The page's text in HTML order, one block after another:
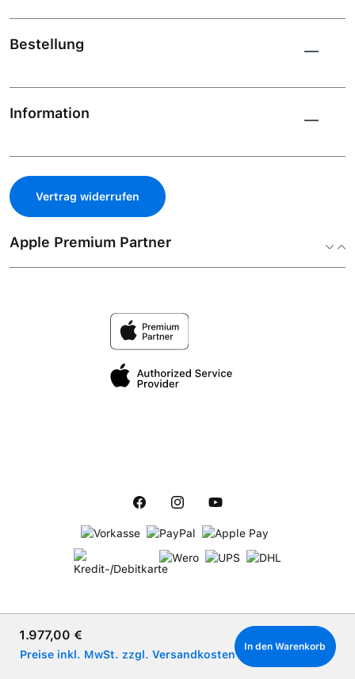
Verkaufspreis:
1.977,00 €
Preise inkl. MwSt. zzgl. Versandkosten
In den Warenkorb
Bestellung
Information
Vertrag widerrufen
Apple Premium Partner